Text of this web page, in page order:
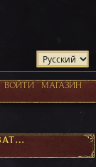
ВОЙТИ
МАГАЗИН
ПРОФИЛЬ ПОЛЬЗОВАТЕЛЯ АЭЛИТА ЛИДДЕЛЛ